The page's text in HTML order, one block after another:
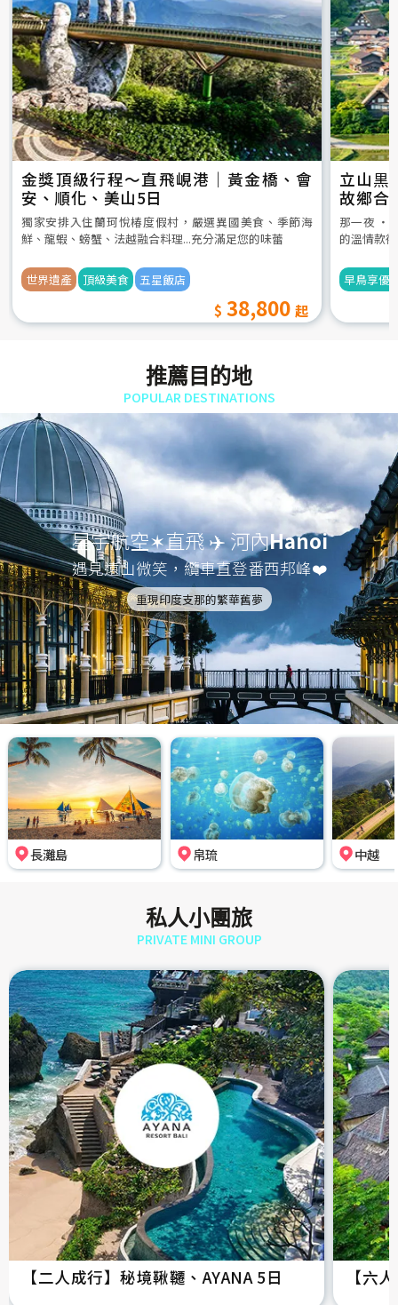
金獎頂級行程～直飛峴港｜黃金橋、會
安、順化、美山5日
獨家安排入住蘭珂悅椿度假村，嚴選異國美食、季節海
鮮、龍蝦、螃蟹、法越融合料理...充分滿足您的味蕾
世界遺產 頂級美食 五星飯店
38,800
立山黒
故鄉合
5日
那一夜 ‧
的溫情款
早鳥享優
推薦目的地
POPULAR DESTINATIONS
星宇航空✶直飛 ✈️ 河內Hanoi
遇見遠山微笑，纜車直登番西邦峰❤️
重現印度支那的繁華舊夢
長灘島 帛琉 中越
私人小團旅
PRIVATE MINI GROUP
【二人成行】秘境鞦韆、AYANA 5日 【六